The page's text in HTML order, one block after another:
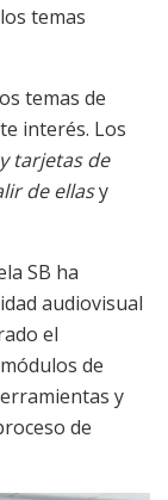
temas
temas de
interés. Los
tarjetas de
de ellasy
SB ha
audiovisual
el
de
y
de